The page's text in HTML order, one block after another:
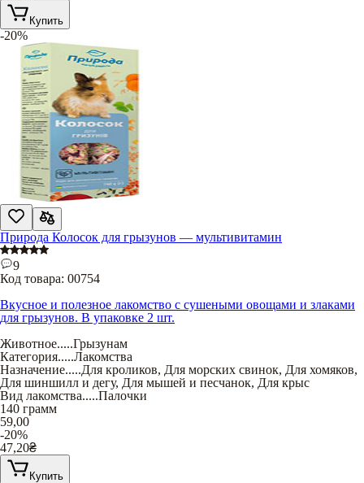
Купить
-20%
Природа Колосок для грызунов — мультивитамин
9
Код товара: 00754
Вкусное и полезное лакомство с сушеными овощами и злаками
для грызунов. В упаковке 2 шт.
Животное.....Грызунам
Категория.....Лакомства
Назначение.....Для кроликов, Для морских свинок, Для хомяков,
Для шиншилл и дегу, Для мышей и песчанок, Для крыс
Вид лакомства.....Палочки
140 грамм
59,00
-20%
47,20₴
Купить